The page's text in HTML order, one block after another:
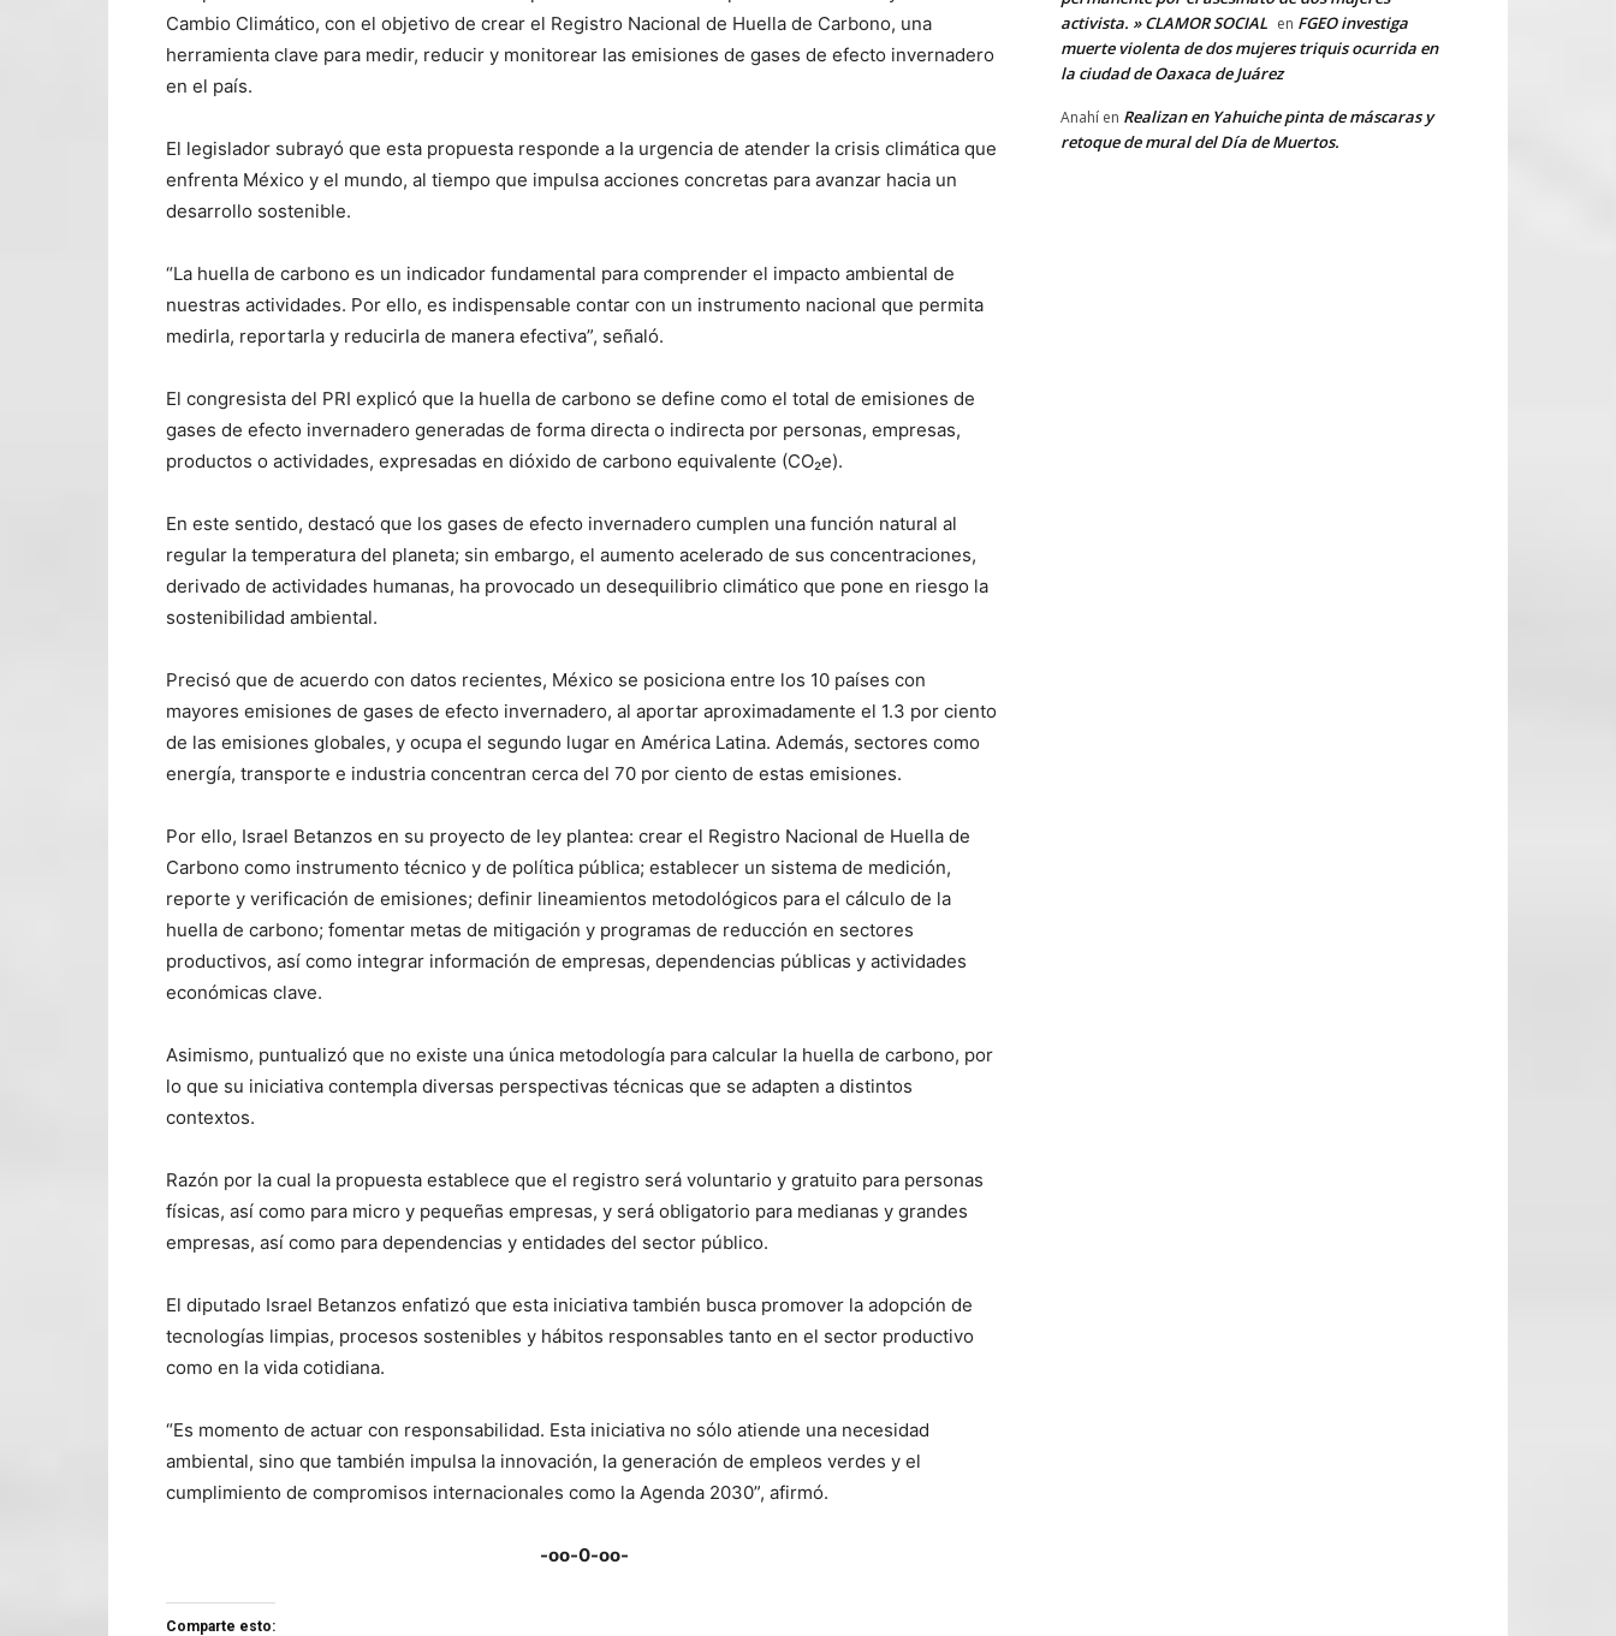
Cambio Climático, con el objetivo de crear el Registro Nacional de Huella de Carbono, una
herramienta clave para medir, reducir y monitorear las emisiones de gases de efecto invernadero
en el país.
El legislador subrayó que esta propuesta responde a la urgencia de atender la crisis climática que
enfrenta México y el mundo, al tiempo que impulsa acciones concretas para avanzar hacia un
desarrollo sostenible.
“La huella de carbono es un indicador fundamental para comprender el impacto ambiental de
nuestras actividades. Por ello, es indispensable contar con un instrumento nacional que permita
medirla, reportarla y reducirla de manera efectiva”, señaló.
El congresista del PRI explicó que la huella de carbono se define como el total de emisiones de
gases de efecto invernadero generadas de forma directa o indirecta por personas, empresas,
productos o actividades, expresadas en dióxido de carbono equivalente (CO₂e).
En este sentido, destacó que los gases de efecto invernadero cumplen una función natural al
regular la temperatura del planeta; sin embargo, el aumento acelerado de sus concentraciones,
derivado de actividades humanas, ha provocado un desequilibrio climático que pone en riesgo la
sostenibilidad ambiental.
Precisó que de acuerdo con datos recientes, México se posiciona entre los 10 países con
mayores emisiones de gases de efecto invernadero, al aportar aproximadamente el 1.3 por ciento
de las emisiones globales, y ocupa el segundo lugar en América Latina. Además, sectores como
energía, transporte e industria concentran cerca del 70 por ciento de estas emisiones.
Por ello, Israel Betanzos en su proyecto de ley plantea: crear el Registro Nacional de Huella de
Carbono como instrumento técnico y de política pública; establecer un sistema de medición,
reporte y verificación de emisiones; definir lineamientos metodológicos para el cálculo de la
huella de carbono; fomentar metas de mitigación y programas de reducción en sectores
productivos, así como integrar información de empresas, dependencias públicas y actividades
económicas clave.
Asimismo, puntualizó que no existe una única metodología para calcular la huella de carbono, por
lo que su iniciativa contempla diversas perspectivas técnicas que se adapten a distintos
contextos.
Razón por la cual la propuesta establece que el registro será voluntario y gratuito para personas
físicas, así como para micro y pequeñas empresas, y será obligatorio para medianas y grandes
empresas, así como para dependencias y entidades del sector público.
El diputado Israel Betanzos enfatizó que esta iniciativa también busca promover la adopción de
tecnologías limpias, procesos sostenibles y hábitos responsables tanto en el sector productivo
como en la vida cotidiana.
“Es momento de actuar con responsabilidad. Esta iniciativa no sólo atiende una necesidad
ambiental, sino que también impulsa la innovación, la generación de empleos verdes y el
cumplimiento de compromisos internacionales como la Agenda 2030”, afirmó.
-oo-0-oo-
Comparte esto:
activista. » CLAMOR SOCIAL en FGEO investiga
muerte violenta de dos mujeres triquis ocurrida en
la ciudad de Oaxaca de Juárez
Anahí en Realizan en Yahuiche pinta de máscaras y
retoque de mural del Día de Muertos.